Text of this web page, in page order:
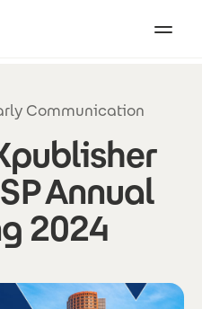
Communication
Annual
2024